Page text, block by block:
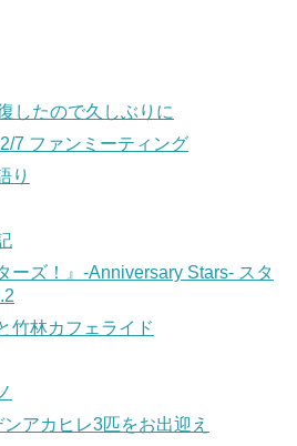
したので久しぶりに
7 ファンミーティング
り
ーズ！』-Anniversary Stars- スタ
竹林カフェライド
アカヒレ3匹をお出迎え